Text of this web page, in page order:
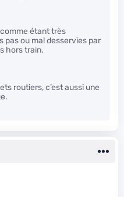
étant très
pas ou mal desservies par
hors train.
routiers, c’est aussi une